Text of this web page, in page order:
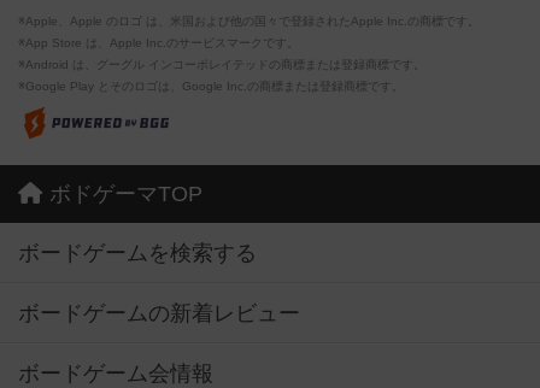
※Apple、Apple のロゴ は、米国および他の国々で登録されたApple Inc.の商標です。
※App Store は、Apple Inc.のサービスマークです。
※Android は、グーグル インコーポレイテッドの商標または登録商標です。
※Google Play とそのロゴは、Google Inc.の商標または登録商標です。
ボドゲーマTOP
ボードゲームを検索する
ボードゲームの新着レビュー
ボードゲーム会情報